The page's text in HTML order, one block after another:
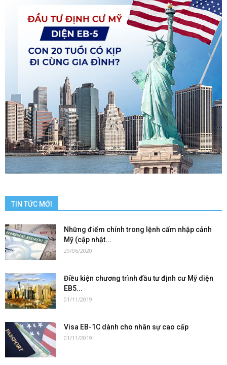
TIN TỨC MỚI
Những điểm chính trong lệnh cấm nhập cảnh
Mỹ (cập nhật...
29/06/2020
Điều kiện chương trình đầu tư định cư Mỹ diện
EB5...
01/11/2019
Visa EB-1C dành cho nhân sự cao cấp
01/11/2019